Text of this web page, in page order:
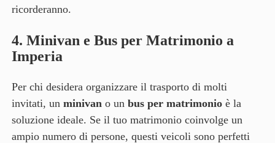
ricorderanno.
4. Minivan e Bus per Matrimonio a
Imperia
Per chi desidera organizzare il trasporto di molti
invitati, un minivano un bus per matrimonioè la
soluzione ideale. Se il tuo matrimonio coinvolge un
ampio numero di persone, questi veicoli sono perfetti